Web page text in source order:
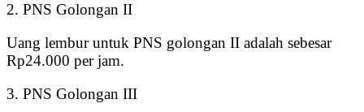
2. PNS Golongan II
Uang lembur untuk PNS golongan II adalah sebesar
Rp24.000 per jam.
3. PNS Golongan III